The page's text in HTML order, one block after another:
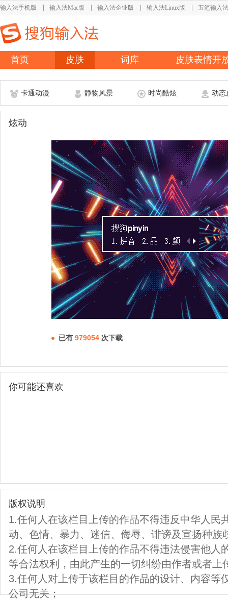
输入法手机版 输入法Mac版 输入法企业版 输入法Linux版 五笔输入法
首页 皮肤 词库 皮肤表情开
卡通动漫 静物风景 时尚酷炫 动态
炫动
已有 979054 次下载
你可能还喜欢
版权说明
1.任何人在该栏目上传的作品不得违反中华人民
动、色情、暴力、迷信、侮辱、诽谤及宣扬种族
2.任何人在该栏目上传的作品不得违法侵害他人
等合法权利，由此产生的一切纠纷由作者或者上
3.任何人对上传于该栏目的作品的设计、内容等
公司无关；